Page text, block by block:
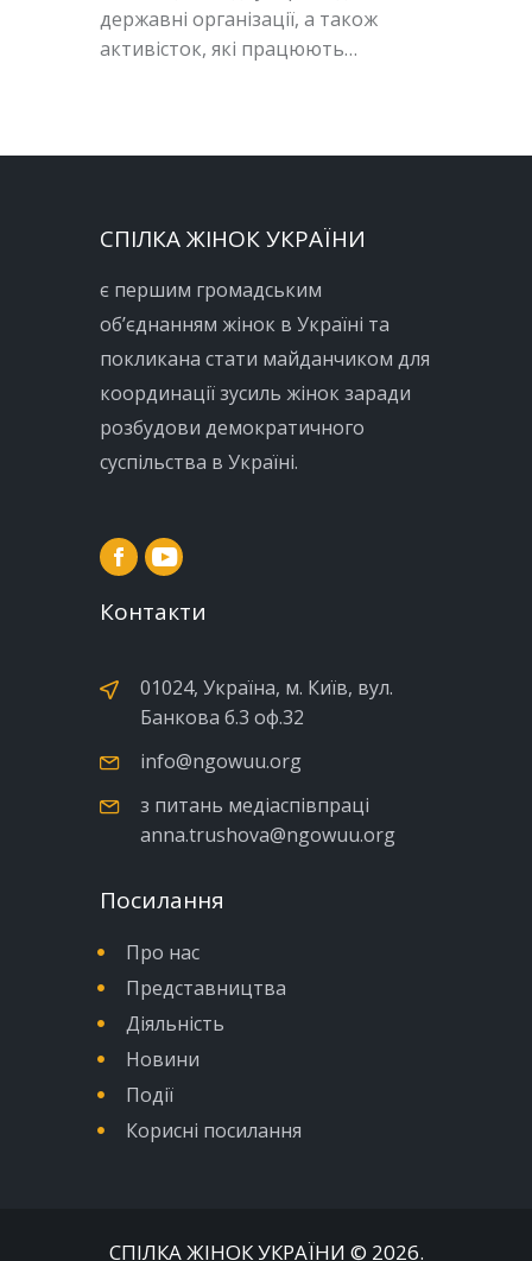
державні організації, а також
активісток, які працюють…
СПІЛКА ЖІНОК УКРАЇНИ
є першим громадським
об’єднанням жінок в Україні та
покликана стати майданчиком для
координації зусиль жінок заради
розбудови демократичного
суспільства в Україні.
Контакти
01024, Україна, м. Київ, вул.
Банкова б.3 оф.32
info@ngowuu.org
з питань медіаспівпраці
anna.trushova@ngowuu.org
Посилання
Про нас
Представництва
Діяльність
Новини
Події
Корисні посилання
СПІЛКА ЖІНОК УКРАЇНИ © 2026.